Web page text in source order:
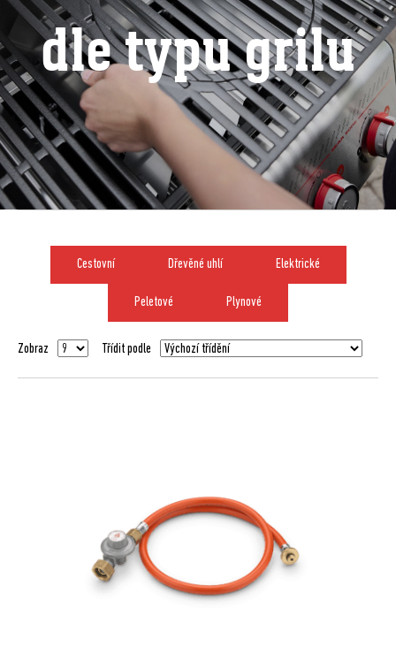
dle typu grilu
Cestovní Dřevěné uhlí Elektrické
Peletové Plynové
Zobraz Třídit podle